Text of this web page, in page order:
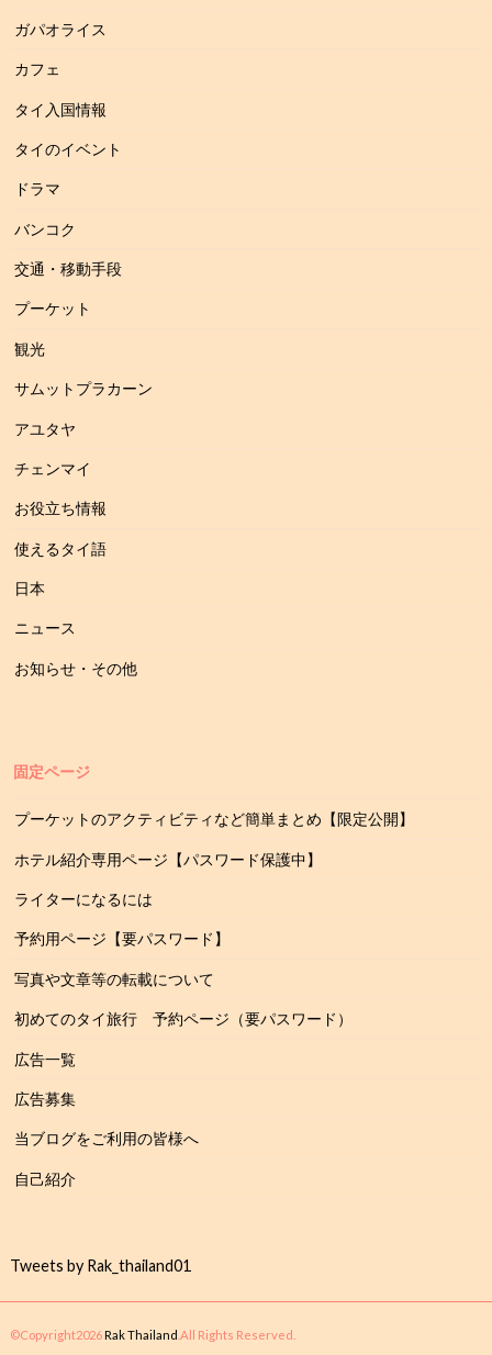
ガパオライス
カフェ
タイ入国情報
タイのイベント
ドラマ
バンコク
交通・移動手段
プーケット
観光
サムットプラカーン
アユタヤ
チェンマイ
お役立ち情報
使えるタイ語
日本
ニュース
お知らせ・その他
固定ページ
プーケットのアクティビティなど簡単まとめ【限定公開】
ホテル紹介専用ページ【パスワード保護中】
ライターになるには
予約用ページ【要パスワード】
写真や文章等の転載について
初めてのタイ旅行 予約ページ（要パスワード）
広告一覧
広告募集
当ブログをご利用の皆様へ
自己紹介
Tweets by Rak_thailand01
©Copyright2026Rak Thailand .All Rights Reserved.